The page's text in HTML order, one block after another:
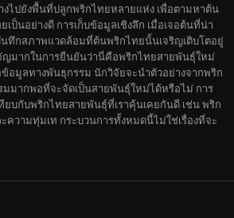
ไปยังพื้นที่ปลูกพริกไทยหลายแห่ง เพื่อตามหาต้น
นอย่างดี การเก็บข้อมูลเชิงลึก เมื่อเจอต้นที่น่า
ทึกสภาพแวดล้อมที่ต้นพริกไทยนั้นเจริญเติบโตอยู่
ญมากในการยืนยันว่านี่คือพริกไทยสายพันธุ์ใหม่
อมูลทางพันธุกรรม นักวิจัยจะนำตัวอย่างจากพริก
มากพอที่จะจัดเป็นสายพันธุ์ใหม่ได้หรือไม่ การ
ยบกับพริกไทยสายพันธุ์ที่เราคุ้นเคยกันดี เช่น พริก
ความทุ่มเท กระบวนการทั้งหมดนี้ไม่ใช่เรื่องที่จะ